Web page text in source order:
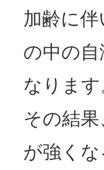
加齢に
の中の
なります
その結
が強く